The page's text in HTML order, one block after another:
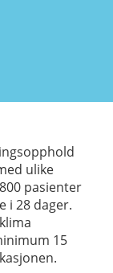
ulike
pasienter
i 28 dager.
15